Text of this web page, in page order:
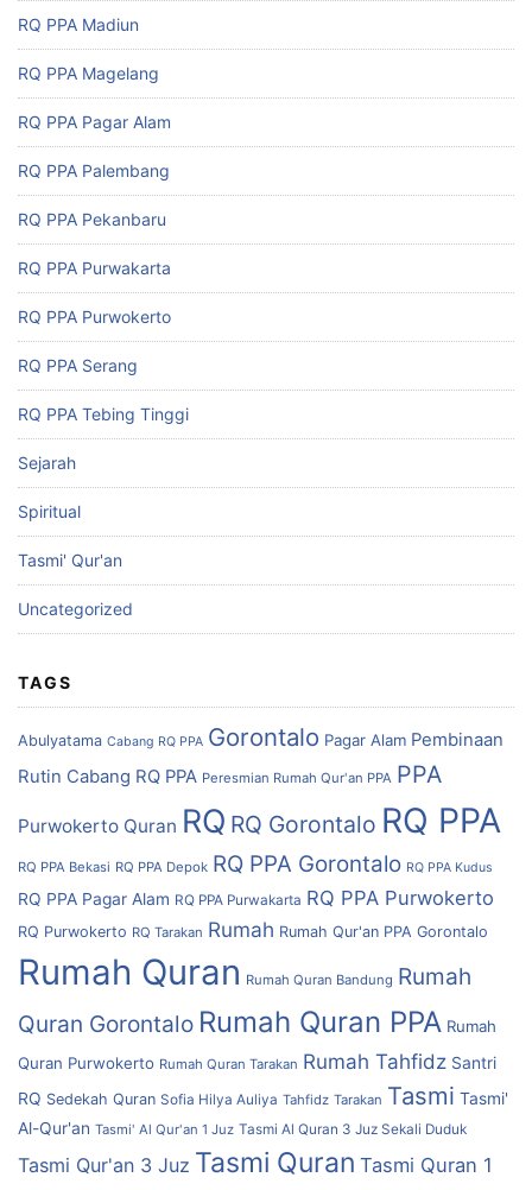
RQ PPA Madiun
RQ PPA Magelang
RQ PPA Pagar Alam
RQ PPA Palembang
RQ PPA Pekanbaru
RQ PPA Purwakarta
RQ PPA Purwokerto
RQ PPA Serang
RQ PPA Tebing Tinggi
Sejarah
Spiritual
Tasmi' Qur'an
Uncategorized
TAGS
Abulyatama Cabang RQ PPA Gorontalo Pagar Alam Pembinaan
Rutin Cabang RQ PPA Peresmian Rumah Qur'an PPA PPA
Purwokerto Quran RQ RQ Gorontalo RQ PPA
RQ PPA Bekasi RQ PPA Depok RQ PPA Gorontalo RQ PPA Kudus
RQ PPA Pagar Alam RQ PPA Purwakarta RQ PPA Purwokerto
RQ Purwokerto RQ Tarakan Rumah Rumah Qur'an PPA Gorontalo
Rumah Quran Rumah Quran Bandung Rumah
Quran Gorontalo Rumah Quran PPA Rumah
Quran Purwokerto Rumah Quran Tarakan Rumah Tahfidz Santri
RQ Sedekah Quran Sofia Hilya Auliya Tahfidz Tarakan Tasmi Tasmi'
Al-Qur'an Tasmi' Al Qur'an 1 Juz Tasmi Al Quran 3 Juz Sekali Duduk
Tasmi Qur'an 3 Juz Tasmi Quran Tasmi Quran 1